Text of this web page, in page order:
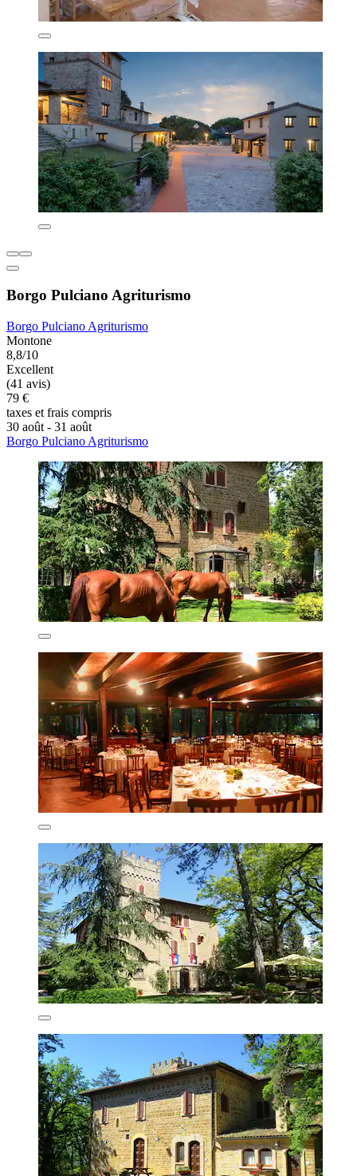
Borgo Pulciano Agriturismo
Borgo Pulciano Agriturismo
Montone
8,8/10
Excellent
(41 avis)
79 €
taxes et frais compris
30 août - 31 août
Borgo Pulciano Agriturismo